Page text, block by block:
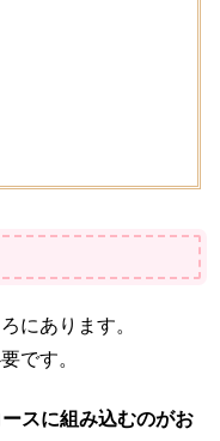
にあります。
です。
スに組み込むのがお